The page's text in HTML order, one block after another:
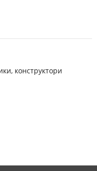
конструктори